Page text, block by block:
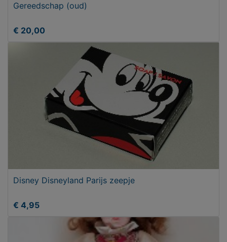
Gereedschap (oud)
€ 20,00
Disney Disneyland Parijs zeepje
€ 4,95